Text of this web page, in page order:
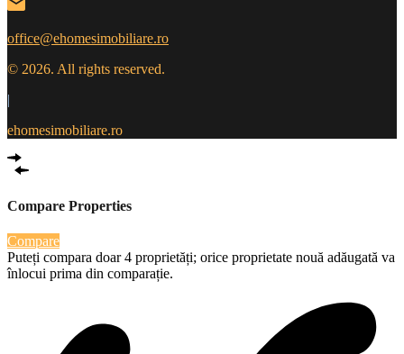
office@ehomesimobiliare.ro
© 2026. All rights reserved.
|
ehomesimobiliare.ro
Compare Properties
Compare
Puteți compara doar 4 proprietăți; orice proprietate nouă adăugată va
înlocui prima din comparație.